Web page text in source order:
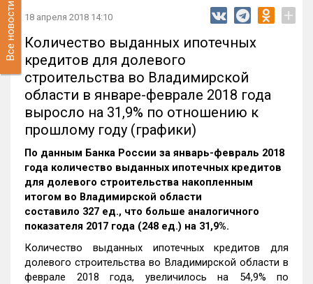
Все новости 18 апреля 2018 14:10 +
Количество выданных ипотечных
кредитов для долевого
строительства во Владимирской
области в январе-феврале 2018 года
выросло на 31,9% по отношению к
прошлому году (графики)
По данным Банка России за январь-февраль 2018
года количество выданных ипотечных кредитов
для долевого строительства накопленным
итогом во Владимирской области
составило 327 ед., что больше аналогичного
показателя 2017 года (248 ед.) на 31,9%.
Количество выданных ипотечных кредитов для
долевого строительства во Владимирской области в
феврале 2018 года, увеличилось на 54,9% по